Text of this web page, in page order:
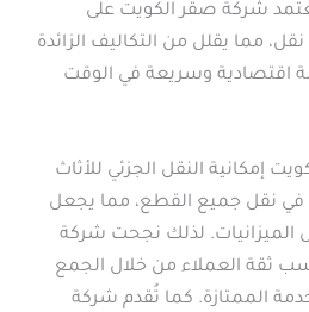
شركة صقر الكويت على
مما يقلل من التكاليف الزائدة
اقتصادية وسريعة في الوقت
إمكانية النقل الجزئي للأثاث
في نقل جميع القطع، مما يجعل
الميزانيات. لذلك نجحت شركة
ثقة العملاء من خلال الجمع
الممتازة. كما تُقدم شركة